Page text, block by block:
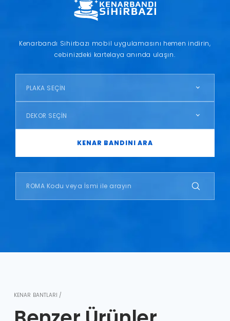
Kenarbandı Sihirbazı mobil uygulamasını hemen indirin,
cebinizdeki kartelaya anında ulaşın.
PLAKA SEÇİN
DEKOR SEÇİN
KENAR BANDINI ARA
KENAR BANTLARI /